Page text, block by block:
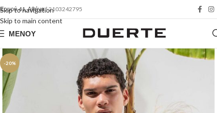
Skip to navigation
Skip to main content
Ερμού 41, Αθήνα| 2103242795
ΜΕΝΟΎ
-20%